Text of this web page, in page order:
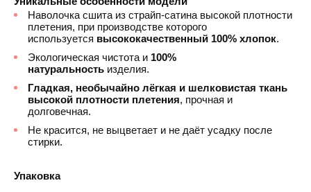
Наволочка сшита из страйп-сатина высокой плотности
плетения, при производстве которого
используется высококачественный 100% хлопок.
Экологическая чистота и 100%
натуральность изделия.
Гладкая, необычайно лёгкая и шелковистая ткань
высокой плотности плетения, прочная и
долговечная.
Не красится, не выцветает и не даёт усадку после
стирки.
Упаковка